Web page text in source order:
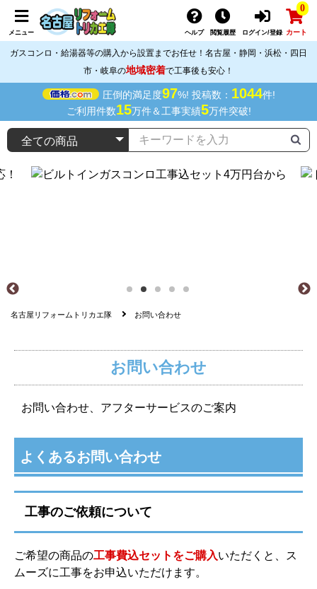
メニュー ヘルプ 閲覧履歴 ログイン/登録
0
カート
ガスコンロ・給湯器等の購入から設置までお任せ！名古屋・静岡・浜松・四日
市・岐阜の地域密着で工事後も安心！
圧倒的満足度97%! 投稿数： 1044件!
ご利用件数15万件＆工事実績5万件突破!
名古屋リフォームトリカエ隊 お問い合わせ
お問い合わせ
お問い合わせ、アフターサービスのご案内
よくあるお問い合わせ
工事のご依頼について
ご希望の商品の工事費込セットをご購入いただくと、ス
ムーズに工事をお申込いただけます。